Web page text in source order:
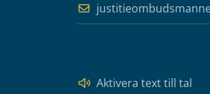
Aktivera text till tal